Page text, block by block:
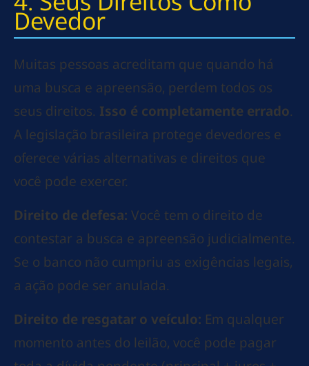
Devedor
Muitas pessoas acreditam que quando há
uma busca e apreensão, perdem todos os
seus direitos. Isso é completamente errado.
A legislação brasileira protege devedores e
oferece várias alternativas e direitos que
você pode exercer.
Direito de defesa: Você tem o direito de
contestar a busca e apreensão judicialmente.
Se o banco não cumpriu as exigências legais,
a ação pode ser anulada.
Direito de resgatar o veículo: Em qualquer
momento antes do leilão, você pode pagar